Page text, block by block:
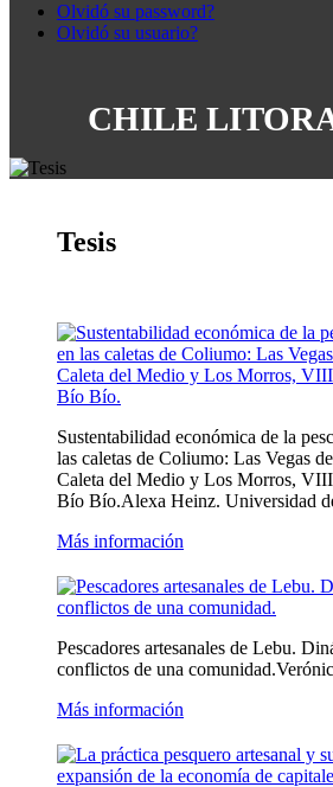
Olvidó su password?
Olvidó su usuario?
CHILE
Tesis
Sustentabilidad económica de la
las caletas de Coliumo: Las Vegas
Caleta del Medio y Los Morros,
Bío Bío.Alexa Heinz. Universidad
Más información
Pescadores artesanales de Lebu.
conflictos de una
Más información